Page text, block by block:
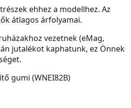
ehhez a modellhez. Az
átlagos árfolyamai.
vezetnek (eMag,
jutalékot kaphatunk, ez Önnek
gumi (WNEI82B)